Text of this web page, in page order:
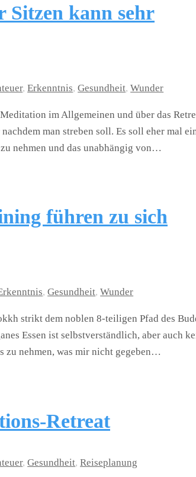
Sitzen kann sehr
,Erkenntnis,Gesundheit,Wunder
im Allgemeinen und über das
man streben soll. Es soll eher mal
nehmen und das unabhängig von…
führen zu sich
,Gesundheit,Wunder
strikt dem noblen 8-teiligen Pfad des
Essen ist selbstverständlich, aber auch
zu nehmen, was mir nicht gegeben…
Retreat
,Gesundheit,Reiseplanung